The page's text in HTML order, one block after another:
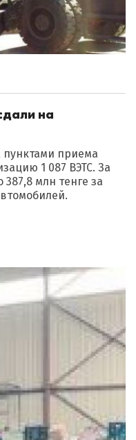
на
пунктами приема
1 087 ВЭТС. За
млн тенге за